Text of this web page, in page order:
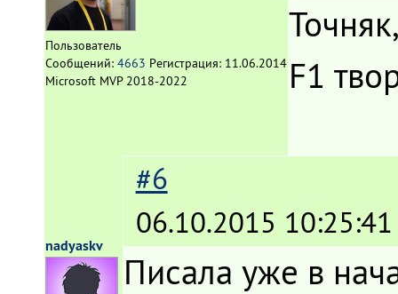
Пользователь
Сообщений: 4663 Регистрация: 11.06.2014
Microsoft MVP 2018-2022
F1
nadyaskv
#6
06.10.2015 10:25:41
Писала уже в